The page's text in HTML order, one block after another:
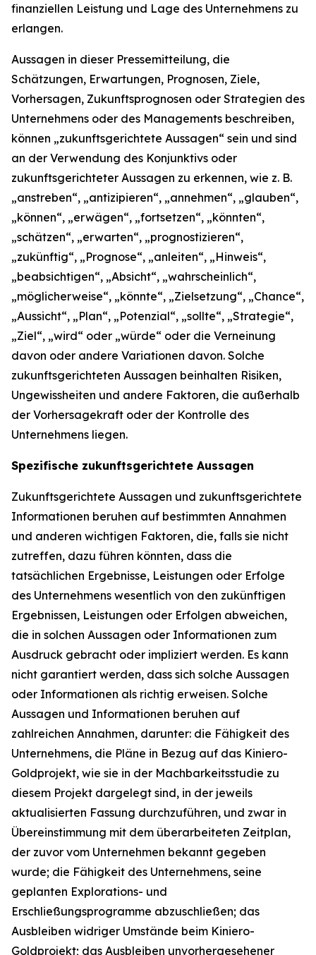
finanziellen Leistung und Lage des Unternehmens zu
erlangen.
Aussagen in dieser Pressemitteilung, die
Schätzungen, Erwartungen, Prognosen, Ziele,
Vorhersagen, Zukunftsprognosen oder Strategien des
Unternehmens oder des Managements beschreiben,
können „zukunftsgerichtete Aussagen“ sein und sind
an der Verwendung des Konjunktivs oder
zukunftsgerichteter Aussagen zu erkennen, wie z. B.
„anstreben“, „antizipieren“, „annehmen“, „glauben“,
„können“, „erwägen“, „fortsetzen“, „könnten“,
„schätzen“, „erwarten“, „prognostizieren“,
„zukünftig“, „Prognose“, „anleiten“, „Hinweis“,
„beabsichtigen“, „Absicht“, „wahrscheinlich“,
„möglicherweise“, „könnte“, „Zielsetzung“, „Chance“,
„Aussicht“, „Plan“, „Potenzial“, „sollte“, „Strategie“,
„Ziel“, „wird“ oder „würde“ oder die Verneinung
davon oder andere Variationen davon. Solche
zukunftsgerichteten Aussagen beinhalten Risiken,
Ungewissheiten und andere Faktoren, die außerhalb
der Vorhersagekraft oder der Kontrolle des
Unternehmens liegen.
Spezifische zukunftsgerichtete Aussagen
Zukunftsgerichtete Aussagen und zukunftsgerichtete
Informationen beruhen auf bestimmten Annahmen
und anderen wichtigen Faktoren, die, falls sie nicht
zutreffen, dazu führen könnten, dass die
tatsächlichen Ergebnisse, Leistungen oder Erfolge
des Unternehmens wesentlich von den zukünftigen
Ergebnissen, Leistungen oder Erfolgen abweichen,
die in solchen Aussagen oder Informationen zum
Ausdruck gebracht oder impliziert werden. Es kann
nicht garantiert werden, dass sich solche Aussagen
oder Informationen als richtig erweisen. Solche
Aussagen und Informationen beruhen auf
zahlreichen Annahmen, darunter: die Fähigkeit des
Unternehmens, die Pläne in Bezug auf das Kiniero-
Goldprojekt, wie sie in der Machbarkeitsstudie zu
diesem Projekt dargelegt sind, in der jeweils
aktualisierten Fassung durchzuführen, und zwar in
Übereinstimmung mit dem überarbeiteten Zeitplan,
der zuvor vom Unternehmen bekannt gegeben
wurde; die Fähigkeit des Unternehmens, seine
geplanten Explorations- und
Erschließungsprogramme abzuschließen; das
Ausbleiben widriger Umstände beim Kiniero-
Goldprojekt; das Ausbleiben unvorhergesehener